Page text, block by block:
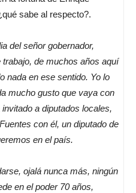
sabe al respecto?.
del señor gobernador,
de muchos años aquí
nada en ese sentido. Yo lo
mucho gusto que vaya con
a diputados locales,
con él, un diputado de
en el país.
ojalá nunca más, ningún
en el poder 70 años,